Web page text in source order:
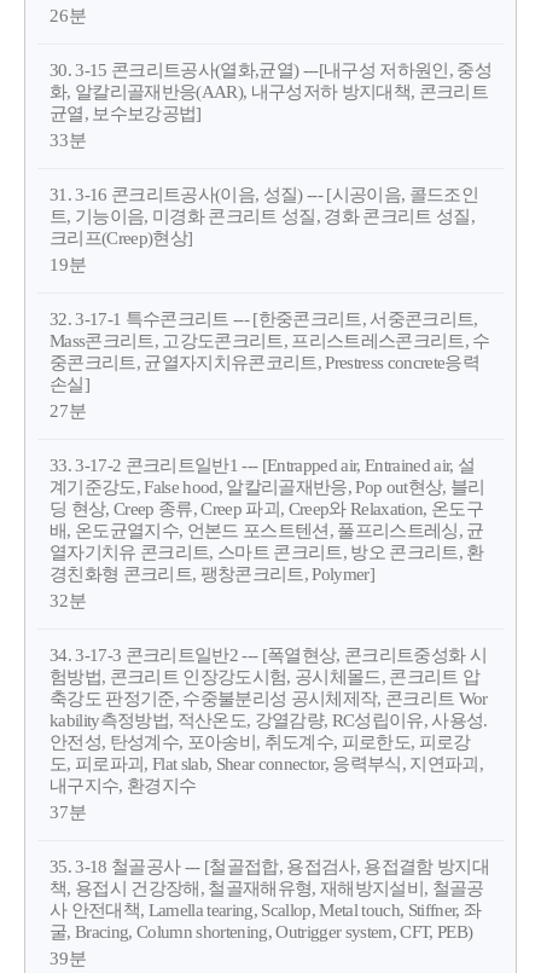
26분
30. 3-15 콘크리트공사(열화,균열) ---[내구성 저하원인, 중성
화, 알칼리골재반응(AAR), 내구성저하 방지대책, 콘크리트
균열, 보수보강공법]
33분
31. 3-16 콘크리트공사(이음, 성질) --- [시공이음, 콜드조인
트, 기능이음, 미경화 콘크리트 성질, 경화 콘크리트 성질,
크리프(Creep)현상]
19분
32. 3-17-1 특수콘크리트 --- [한중콘크리트, 서중콘크리트,
Mass콘크리트, 고강도콘크리트, 프리스트레스콘크리트, 수
중콘크리트, 균열자지치유콘코리트, Prestress concrete응력
손실]
27분
33. 3-17-2 콘크리트일반1 --- [Entrapped air, Entrained air, 설
계기준강도, False hood, 알칼리골재반응, Pop out현상, 블리
딩 현상, Creep 종류, Creep 파괴, Creep와 Relaxation, 온도구
배, 온도균열지수, 언본드 포스트텐션, 풀프리스트레싱, 균
열자기치유 콘크리트, 스마트 콘크리트, 방오 콘크리트, 환
경친화형 콘크리트, 팽창콘크리트, Polymer]
32분
34. 3-17-3 콘크리트일반2 --- [폭열현상, 콘크리트중성화 시
험방법, 콘크리트 인장강도시험, 공시체몰드, 콘크리트 압
축강도 판정기준, 수중불분리성 공시체제작, 콘크리트 Wor
kability측정방법, 적산온도, 강열감량, RC성립이유, 사용성.
안전성, 탄성계수, 포아송비, 취도계수, 피로한도, 피로강
도, 피로파괴, Flat slab, Shear connector, 응력부식, 지연파괴,
내구지수, 환경지수
37분
35. 3-18 철골공사 --- [철골접합, 용접검사, 용접결함 방지대
책, 용접시 건강장해, 철골재해유형, 재해방지설비, 철골공
사 안전대책, Lamella tearing, Scallop, Metal touch, Stiffner, 좌
굴, Bracing, Column shortening, Outrigger system, CFT, PEB)
39분